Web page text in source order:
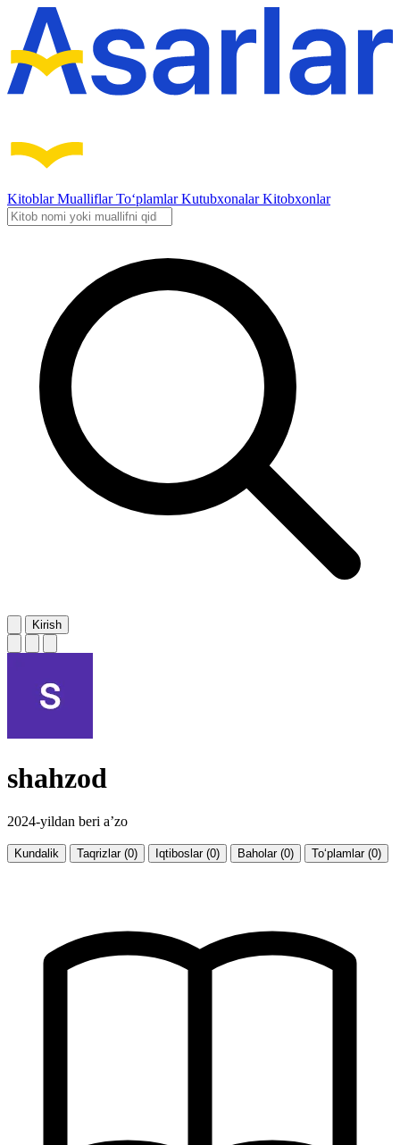
KitoblarMualliflarTo‘plamlarKutubxonalarKitobxonlar
Kirish
shahzod
2024-yildan beri a’zo
Kundalik Taqrizlar (0) Iqtiboslar (0) Baholar (0) To‘plamlar (0)